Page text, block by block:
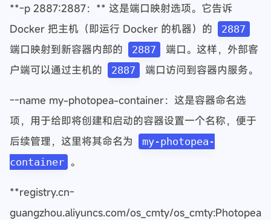
**-p 2887:2887：** 这是端口映射选项。它告诉
Docker 把主机（即运行 Docker 的机器）的
2887
端口映射到新容器内部的 2887
端口。这样，外部客
户端可以通过主机的
2887 端口访问到容器内服务。
--name my-photopea-container：这是容器命名选
项，用于给即将创建和启动的容器设置一个名称，便于
后续管理，这里将其命名为
my-photopea-
container 。
**registry.cn-
guangzhou.aliyuncs.com/os_cmty/os_cmty:Photopea